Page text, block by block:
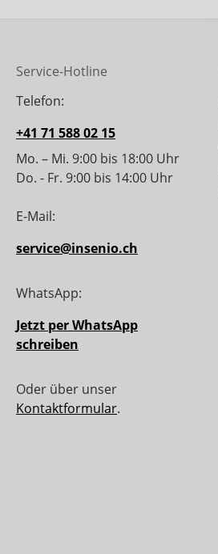
Service-Hotline
Telefon:
+41 71 588 02 15
Mo. – Mi. 9:00 bis 18:00 Uhr
Do. - Fr. 9:00 bis 14:00 Uhr
E-Mail:
service@insenio.ch
WhatsApp:
Jetzt per WhatsApp
schreiben
Oder über unser
Kontaktformular.